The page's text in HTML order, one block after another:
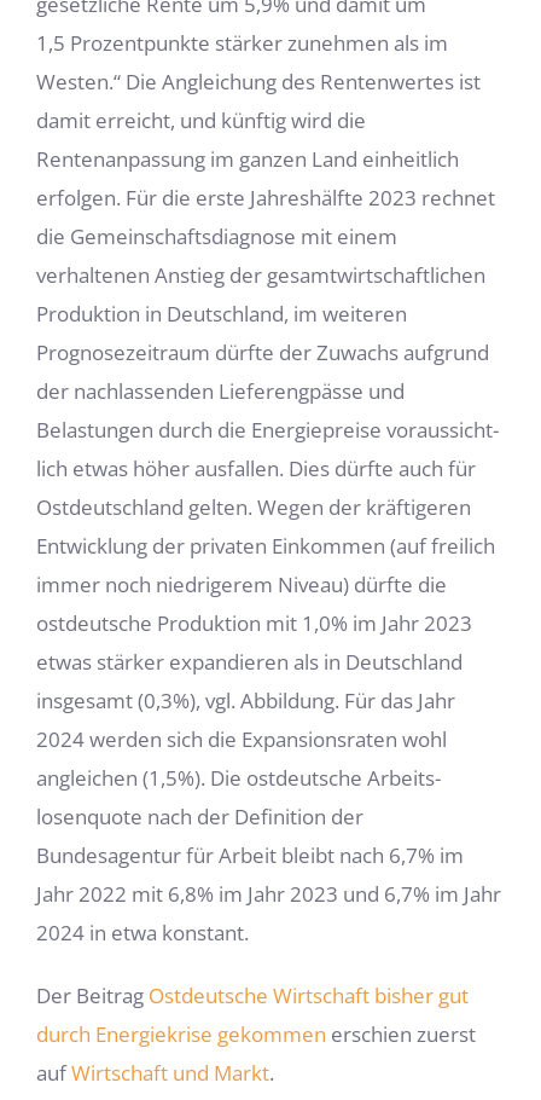
1,5 Prozentpunkte stärker zunehmen als im
Westen.“ Die Anglei­chung des Rentenwertes ist
damit erreicht, und künftig wird die
Rentenanpassung im ganzen Land einheitlich
erfolgen. Für die erste Jahreshälfte 2023 rechnet
die Gemein­schaftsdiagnose mit einem
verhaltenen Anstieg der gesamtwirtschaftlichen
Produk­tion in Deutschland, im weiteren
Prognosezeitraum dürfte der Zuwachs aufgrund
der nachlassenden Lieferengpässe und
Belastungen durch die Energiepreise voraussicht­
lich etwas höher ausfallen. Dies dürfte auch für
Ostdeutschland gelten. Wegen der kräftigeren
Entwicklung der privaten Einkommen (auf freilich
immer noch niedrige­rem Niveau) dürfte die
ostdeutsche Produktion mit 1,0% im Jahr 2023
etwas stärker expandieren als in Deutschland
insgesamt (0,3%), vgl. Abbildung. Für das Jahr
2024 werden sich die Expansionsraten wohl
angleichen (1,5%). Die ostdeutsche Arbeits­
losenquote nach der Definition der
Bundesagentur für Arbeit bleibt nach 6,7% im
Jahr 2022 mit 6,8% im Jahr 2023 und 6,7% im Jahr
2024 in etwa konstant.
Der Beitrag Ostdeutsche Wirtschaft bisher gut
durch Energiekrise gekommen erschien zuerst
aufWirtschaft und Markt.